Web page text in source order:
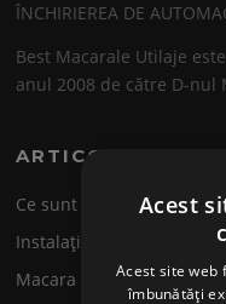
ÎNCHIRIEREA DE
Best Macarale Utilaje
anul 2008 de către D-nul
ARTICOLE
Ce sunt macaralele?
Instalația hidraulică la
Macara mobilă
Acest
Acest site web
îmbunătăți